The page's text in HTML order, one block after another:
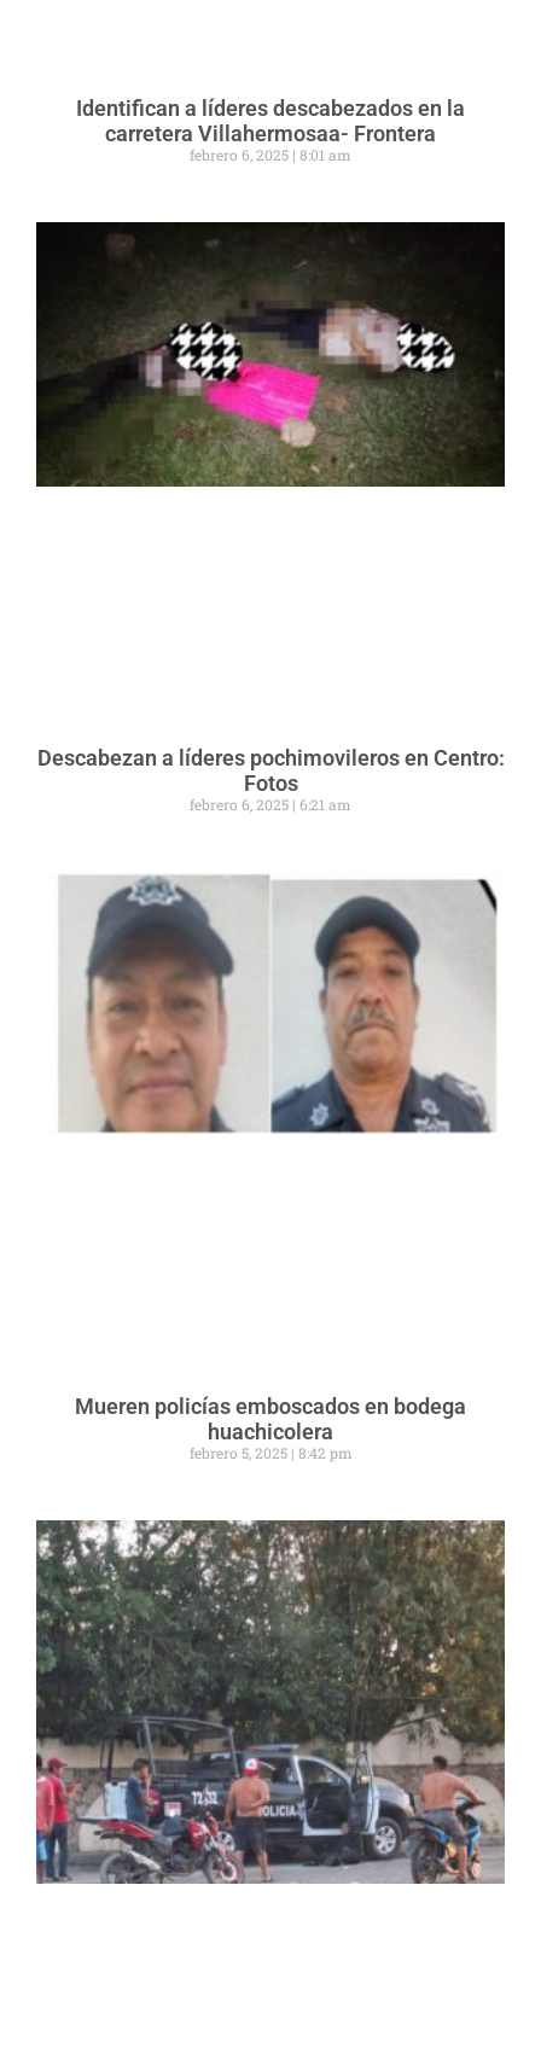
Identifican a líderes descabezados en la
carretera Villahermosaa- Frontera
febrero 6, 2025 8:01 am
Descabezan a líderes pochimovileros en Centro:
Fotos
febrero 6, 2025 6:21 am
Mueren policías emboscados en bodega
huachicolera
febrero 5, 2025 8:42 pm